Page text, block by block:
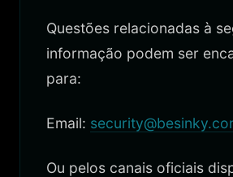
Questões relacionadas à
informação podem ser
para:
Email:
Ou pelos canais oficiais